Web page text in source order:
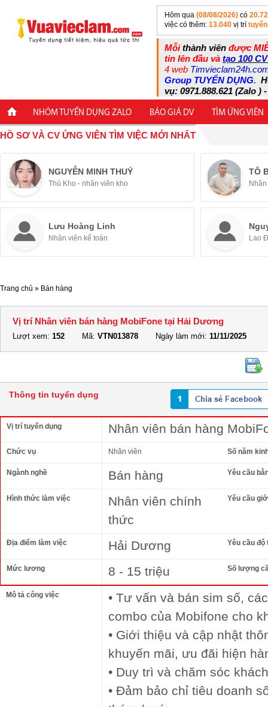
Hôm qua (08/08/2026) có
việc có thêm: 13.040 vị trí
Mỗithành viên được
tin lên đầu và tạo 100
4 web
Group TUYỂN DỤNG.
vụ: 0971.888.621 (Zalo )
NHÓM TUYỂN DỤNG ZALO BÁO GIÁ DV TÌM ỨNG VIÊN
HỒ SƠ VÀ CV ỨNG VIÊN TÌM VIỆC MỚI NHẤT
NGUYỄN MINH THUÝ
Thủ Kho - nhân viên kho
TÔ
Lưu Hoàng Linh
Nhân viên kế toán Lao
Trang chủ » Bán hàng
Vị trí Nhân viên bán hàng MobiFone tại Hải Dương
Lượt xem: 152 Mã: VTN013878 Ngày làm mới: 11/11/2025
Thông tin tuyển dụng
Vị trí tuyển dụng Nhân viên bán hàng
Chức vụ Nhân viên Số năm
Ngành nghề Bán hàng Yêu cầu
Hình thức làm việc
Nhân viên chính
thức
Yêu cầu
Địa điểm làm việc Hải Dương Yêu cầu độ
Mức lương 8 - 15 triệu Số lượng
Mô tả công việc
• Tư vấn và bán sim số,
combo của Mobifone cho
• Giới thiệu và cập nhật
khuyến mãi, ưu đãi hiện
• Duy trì và chăm sóc
• Đảm bảo chỉ tiêu doanh